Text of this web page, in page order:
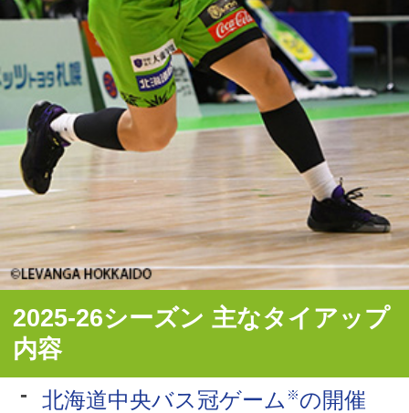
2025-26シーズン 主なタイアップ
内容
北海道中央バス冠ゲーム ※の開催